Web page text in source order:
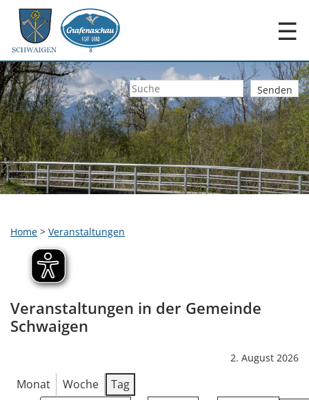
☰
Home > Veranstaltungen
Veranstaltungen in der Gemeinde
Schwaigen
2. August 2026
Monat Woche Tag